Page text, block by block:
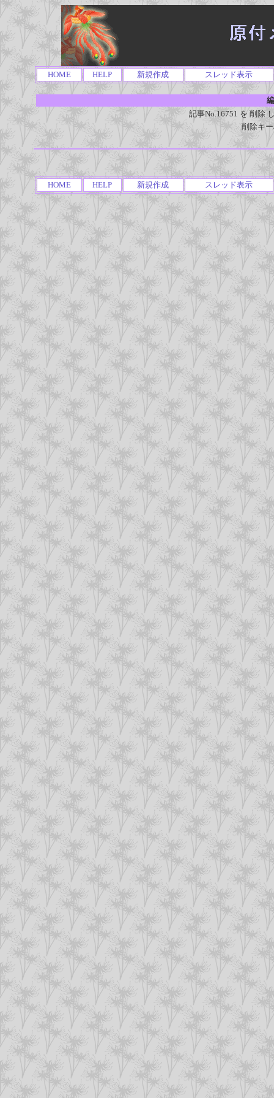
HOME HELP 新規作成 スレッド表示
記事No.16751 を 削除
削除キ
HOME HELP 新規作成 スレッド表示